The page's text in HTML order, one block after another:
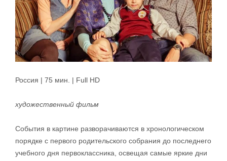
Россия | 75 мин. | Full HD
художественный фильм
События в картине разворачиваются в хронологическом
порядке с первого родительского собрания до последнего
учебного дня первоклассника, освещая самые яркие дни